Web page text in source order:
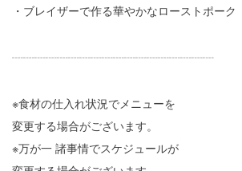
・ブレイザーで作る華やかなローストポーク
┈┈┈┈┈┈┈┈┈┈┈┈┈┈┈┈┈┈
※食材の仕入れ状況でメニューを
変更する場合がございます。
※万が一 諸事情でスケジュールが